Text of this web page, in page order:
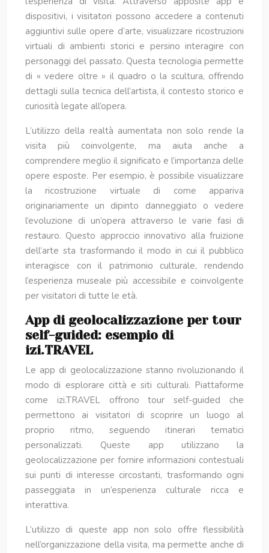
dispositivi, i visitatori possono accedere a contenuti
aggiuntivi sulle opere d’arte, visualizzare ricostruzioni
virtuali di ambienti storici e persino interagire con
personaggi del passato. Questa tecnologia permette
di « vedere oltre » il quadro o la scultura, offrendo
dettagli sulla tecnica dell’artista, il contesto storico e
curiosità legate all’opera.
L’utilizzo della realtà aumentata non solo rende la
visita più coinvolgente, ma aiuta anche a
comprendere meglio il significato e l’importanza delle
opere esposte. Per esempio, è possibile visualizzare
la ricostruzione virtuale di come appariva
originariamente un dipinto danneggiato o vedere
l’evoluzione di un’opera attraverso le varie fasi di
restauro. Questo approccio innovativo alla fruizione
dell’arte sta trasformando il modo in cui il pubblico
interagisce con il patrimonio culturale, rendendo
l’esperienza museale più accessibile e coinvolgente
per visitatori di tutte le età.
App di geolocalizzazione per tour
self-guided: esempio di
izi.TRAVEL
Le app di geolocalizzazione stanno rivoluzionando il
modo di esplorare città e siti culturali. Piattaforme
come izi.TRAVEL offrono tour self-guided che
permettono ai visitatori di scoprire un luogo al
proprio ritmo, seguendo itinerari tematici
personalizzati. Queste app utilizzano la
geolocalizzazione per fornire informazioni contestuali
sui punti di interesse circostanti, trasformando ogni
passeggiata in un’esperienza culturale ricca e
interattiva.
L’utilizzo di queste app non solo offre flessibilità
nell’organizzazione della visita, ma permette anche di